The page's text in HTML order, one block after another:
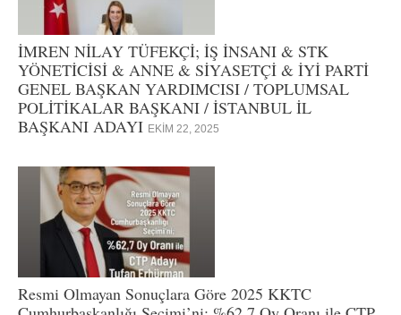
İMREN NİLAY TÜFEKÇİ; İŞ İNSANI & STK
YÖNETİCİSİ & ANNE & SİYASETÇİ & İYİ PARTİ
GENEL BAŞKAN YARDIMCISI / TOPLUMSAL
POLİTİKALAR BAŞKANI / İSTANBUL İL
BAŞKANI ADAYI EKIM 22, 2025
Resmi Olmayan Sonuçlara Göre 2025 KKTC